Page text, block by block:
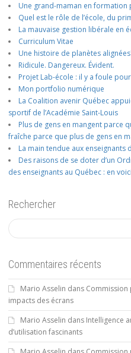
Une grand-maman en formation
Quel est le rôle de l’école, du
La mauvaise gestion libérale en
Curriculum Vitae
Une histoire de planètes
Ridicule. Dangereux. Évident.
Projet Lab-école : il y a foule
Mon portfolio numérique
La Coalition avenir Québec
sportif de l’Académie Saint-Louis
Plus de gens en mangent parce
fraîche parce que plus de gens en
La main tendue aux enseignants
Des raisons de se doter d’un
des enseignants au Québec : en
Rechercher
Commentaires récents
Mario Asselin dans Commission
impacts des écrans
Mario Asselin dans Intelligence
d’utilisation fascinants